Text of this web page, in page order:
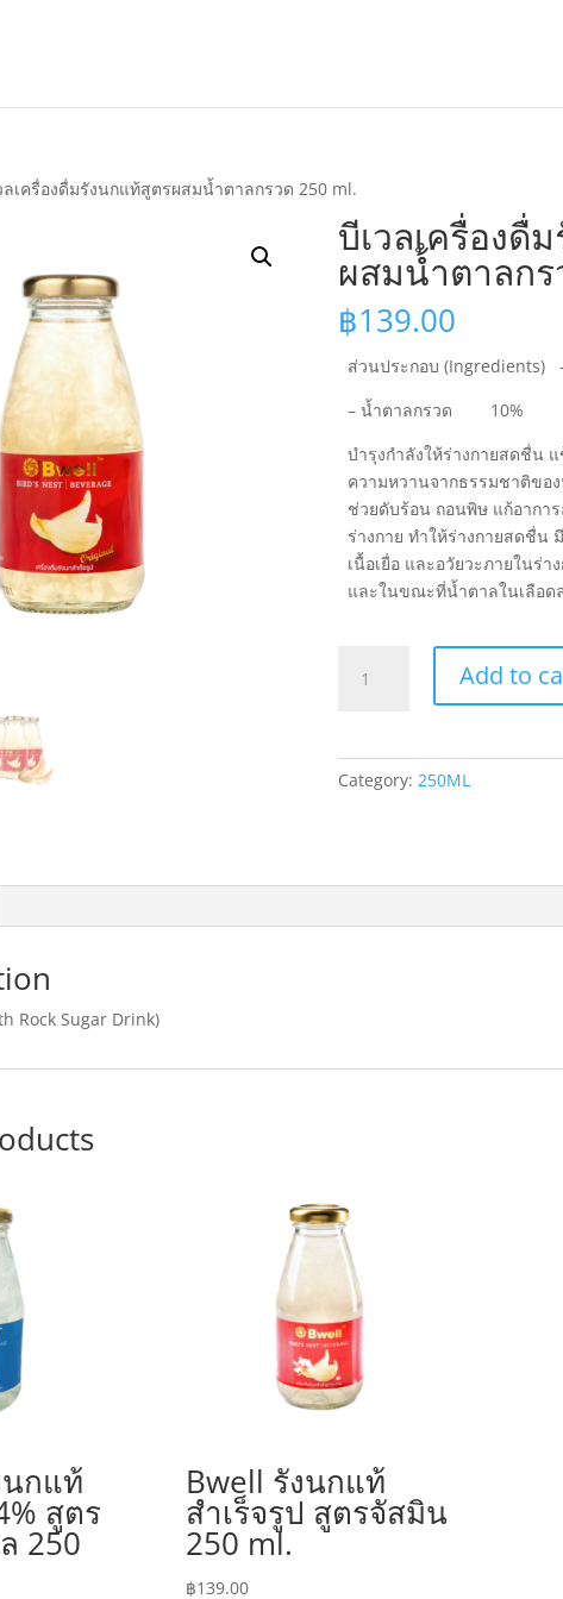
ลเครื่องดื่มรังนกแท้สูตรผสมน้ำตาลกรวด 250 ml.
บีเวลเครื่องดื่
ผสมน้ำตาลก
฿139.00
ส่วนประกอบ
– น้ำตาลกรวด 10%
บำรุงกำลังให้ร่างกายสดชื่น
ความหวานจากธรรมชาติขอ
ช่วยดับร้อน ถอนพิษ แก้อาการ
ร่างกาย ทำให้ร่างกายสดชื่น
เนื้อเยื่อ และอวัยวะภายในร่
และในขณะที่น้ำตาลในเลือด
เครื่อง
ml.
Add to
Category:250ML
Rock Sugar Drink)
นกแท้
สูตร
250
Bwell รังนกแท้
สำเร็จรูป สูตรจัสมิน
250 ml.
฿139.00